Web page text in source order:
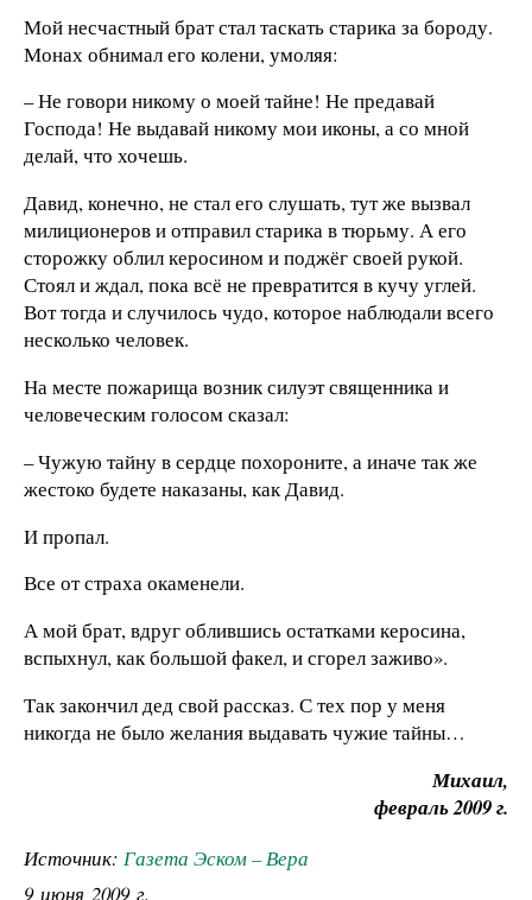
Мой несчастный брат стал таскать старика за бороду.
Монах обнимал его колени, умоляя:
– Не говори никому о моей тайне! Не предавай
Господа! Не выдавай никому мои иконы, а со мной
делай, что хочешь.
Давид, конечно, не стал его слушать, тут же вызвал
милиционеров и отправил старика в тюрьму. А его
сторожку облил керосином и поджёг своей рукой.
Стоял и ждал, пока всё не превратится в кучу углей.
Вот тогда и случилось чудо, которое наблюдали всего
несколько человек.
На месте пожарища возник силуэт священника и
человеческим голосом сказал:
– Чужую тайну в сердце похороните, а иначе так же
жестоко будете наказаны, как Давид.
И пропал.
Все от страха окаменели.
А мой брат, вдруг облившись остатками керосина,
вспыхнул, как большой факел, и сгорел заживо».
Так закончил дед свой рассказ. С тех пор у меня
никогда не было желания выдавать чужие тайны…
Михаил,
февраль 2009 г.
Источник: Газета Эском – Вера
9 июня 2009 г.